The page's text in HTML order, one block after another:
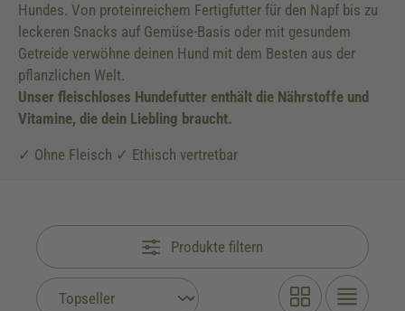
Hundes. Von proteinreichem Fertigfutter für den Napf bis zu
leckeren Snacks auf Gemüse-Basis oder mit gesundem
Getreide verwöhne deinen Hund mit dem Besten aus der
pflanzlichen Welt.
Unser fleischloses Hundefutter enthält die Nährstoffe und
Vitamine, die dein Liebling braucht.
✓ Ohne Fleisch ✓ Ethisch vertretbar
Produkte filtern